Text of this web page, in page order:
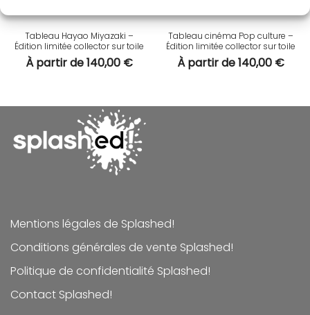
Tableau Hayao Miyazaki –
Édition limitée collector sur toile
À partir de140,00 €
Tableau cinéma Pop culture –
Édition limitée collector sur toile
À partir de140,00 €
Mentions légales de Splashed!
Conditions générales de vente Splashed!
Politique de confidentialité Splashed!
Contact Splashed!